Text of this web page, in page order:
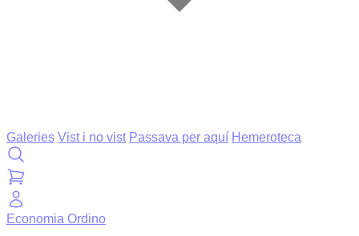
Galeries Vist i no vist Passava per aquí Hemeroteca
Economia Ordino